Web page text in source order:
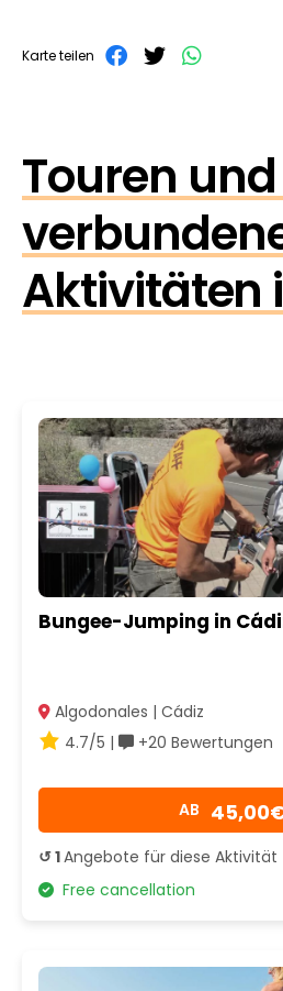
Karte teilen
Touren
Aktivitäten
Bungee-Jumping in
Algodonales | Cádiz
4.7/5 |
+20 Bewertungen
AB
↺ 1Angebote für diese Aktivität
Free cancellation